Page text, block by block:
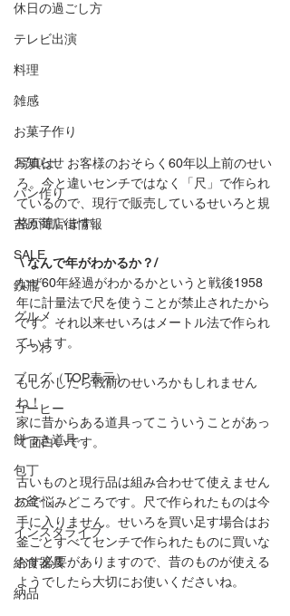
休日の過ごし方
テレビ出演
料理
雑感
お菓子作り
お知らせ
パン作り
吉原商店街情報
SALE
鉄瓶
グルメ
うつわ
ブログ（TOP表示）
コーヒー
餅つき道具
包丁
お釜
インスタライブ
給食器具
納品
写真は、お客様のおそらく60年以上前のせい
ろ。今と違いセンチではなく「尺」で作られ
ているので、現行で販売しているせいろと規
格が違います。
\ なんで年がわかるか？/
なぜ60年経過がわかるかというと戦後1958
年に計量法で尺を使うことが禁止されたから
です。それ以来せいろはメートル法で作られ
ています。
もしかしたら戦前のせいろかもしれません
ね！
家に昔からある道具ってこういうことがあっ
て面白いです。
古いものと現行品は組み合わせて使えません
ので悩みどころです。尺で作られたものは今
手に入りません。せいろを買い足す場合はお
釜ごとすべてセンチで作られたものに買いな
おす必要がありますので、昔のものが使える
ようでしたら大切にお使いくださいね。